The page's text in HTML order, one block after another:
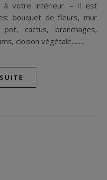
à votre intérieur. – Il est
bouquet de fleurs, mur
cactus, branchages,
cloison végétale….…